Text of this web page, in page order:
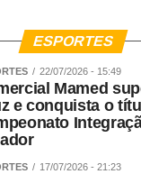
ESPORTES
22/07/2026 - 15:49
Mamed
e conquista o
17/07/2026 - 21:23